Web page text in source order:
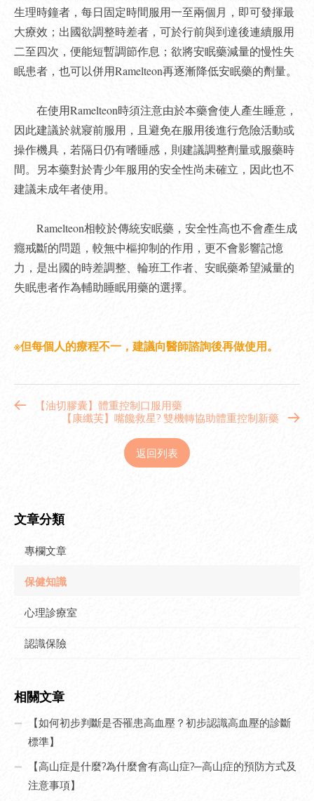
生理時鐘者，每日固定時間服用一至兩個月，即可發揮最
大療效；出國欲調整時差者，可於行前與到達後連續服用
二至四次，便能短暫調節作息；欲將安眠藥減量的慢性失
眠患者，也可以併用Ramelteon再逐漸降低安眠藥的劑量。
在使用Ramelteon時須注意由於本藥會使人產生睡意，
因此建議於就寢前服用，且避免在服用後進行危險活動或
操作機具，若隔日仍有嗜睡感，則建議調整劑量或服藥時
間。另本藥對於青少年服用的安全性尚未確立，因此也不
建議未成年者使用。
Ramelteon相較於傳統安眠藥，安全性高也不會產生成
癮戒斷的問題，較無中樞抑制的作用，更不會影響記憶
力，是出國的時差調整、輪班工作者、安眠藥希望減量的
失眠患者作為輔助睡眠用藥的選擇。
※但每個人的療程不一，建議向醫師諮詢後再做使用。
【油切膠囊】體重控制口服用藥
【康纖芙】嘴饞救星? 雙機轉協助體重控制新藥
返回列表
文章分類
專欄文章
保健知識
心理診療室
認識保險
相關文章
【如何初步判斷是否罹患高血壓？初步認識高血壓的診斷
標準】
【高山症是什麼?為什麼會有高山症?─高山症的預防方式及
注意事項】